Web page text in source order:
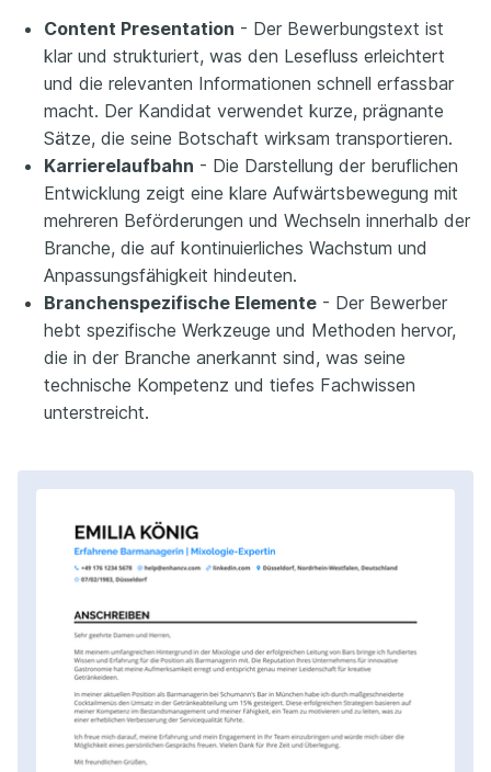
Content Presentation - Der Bewerbungstext ist
klar und strukturiert, was den Lesefluss erleichtert
und die relevanten Informationen schnell erfassbar
macht. Der Kandidat verwendet kurze, prägnante
Sätze, die seine Botschaft wirksam transportieren.
Karrierelaufbahn - Die Darstellung der beruflichen
Entwicklung zeigt eine klare Aufwärtsbewegung mit
mehreren Beförderungen und Wechseln innerhalb der
Branche, die auf kontinuierliches Wachstum und
Anpassungsfähigkeit hindeuten.
Branchenspezifische Elemente - Der Bewerber
hebt spezifische Werkzeuge und Methoden hervor,
die in der Branche anerkannt sind, was seine
technische Kompetenz und tiefes Fachwissen
unterstreicht.